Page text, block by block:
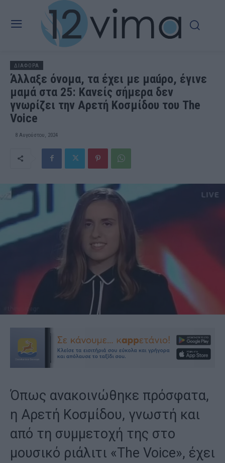
ΔΙΑΦΟΡΑ
Άλλαξε όνομα, τα έχει με μαúρο, έγινε
μαμά στα 25: Κανείς σήμερα δεν
γνωρίζει την Αρετή Κοσμίδου του The
Voice
8 Αυγούστου, 2024
Όπως ανακοινώθηκε πρόσφατα,
η Αρετή Κοσμίδου, γνωστή και
από τη συμμετοχή της στο
μουσικό ριάλιτι «The Voice», έχει